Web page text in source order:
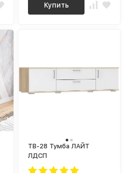
Купить
ТВ-28 Тумба ЛАЙТ
ЛДСП